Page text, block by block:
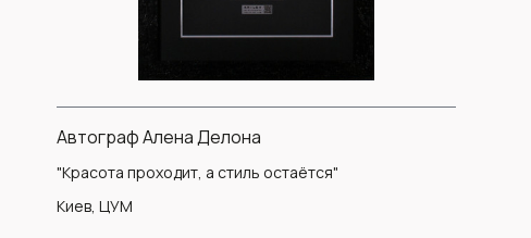
Автограф Алена Делона
"Красота проходит, а стиль остаётся"
Киев, ЦУМ